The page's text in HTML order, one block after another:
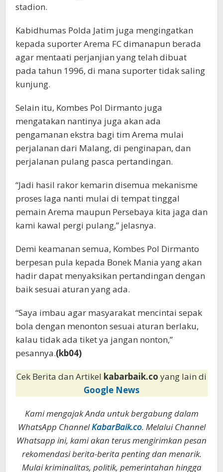
stadion.
Kabidhumas Polda Jatim juga mengingatkan
kepada suporter Arema FC dimanapun berada
agar mentaati perjanjian yang telah dibuat
pada tahun 1996, di mana suporter tidak saling
kunjung.
Selain itu, Kombes Pol Dirmanto juga
mengatakan nantinya juga akan ada
pengamanan ekstra bagi tim Arema mulai
perjalanan dari Malang, di penginapan, dan
perjalanan pulang pasca pertandingan.
“Jadi hasil rakor kemarin disemua mekanisme
proses laga nanti mulai di tempat tinggal
pemain Arema maupun Persebaya kita jaga dan
kami kawal pergi pulang,” jelasnya.
Demi keamanan semua, Kombes Pol Dirmanto
berpesan pula kepada Bonek Mania yang akan
hadir dapat menyaksikan pertandingan dengan
baik sesuai aturan yang ada.
“Saya imbau agar masyarakat mencintai sepak
bola dengan menonton sesuai aturan berlaku,
kalau tidak ada tiket ya jangan nonton,”
pesannya.(kb04)
Cek Berita dan Artikel kabarbaik.co yang lain di
Google News
Kami mengajak Anda untuk bergabung dalam
WhatsApp ChannelKabarBaik.co. Melalui Channel
Whatsapp ini, kami akan terus mengirimkan pesan
rekomendasi berita-berita penting dan menarik.
Mulai kriminalitas, politik, pemerintahan hingga